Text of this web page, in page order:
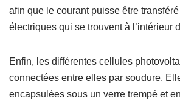
afin que le courant puisse être
électriques qui se trouvent à l’intérieur
Enfin, les différentes cellules
connectées entre elles par soudure.
encapsulées sous un verre trempé et